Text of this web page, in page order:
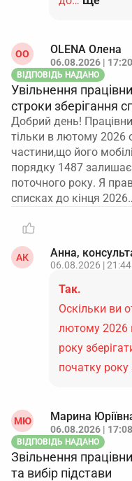
ОO OLENA Олена
06.08.2026 | 17:20
ВІДПОВІДЬ НАДАНО
Увільнення
строки зберігання
Добрий день!
тільки в лютому 2026
частини,що його
порядку 1487
поточного року. Я
списках до кінця
АК Анна,
06.08.2026 | 21:44
Так.
Оскільки ви
лютому 2026
року
початку року
МЮ Марина
06.08.2026 | 17:08
ВІДПОВІДЬ НАДАНО
Звільнення
та вибір підстави